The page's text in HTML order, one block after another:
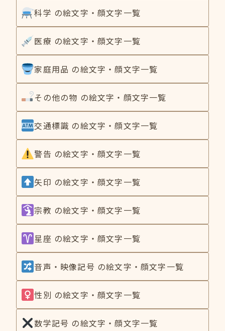
科学 の絵文字・顔文字一覧
医療 の絵文字・顔文字一覧
家庭用品 の絵文字・顔文字一覧
その他の物 の絵文字・顔文字一覧
交通標識 の絵文字・顔文字一覧
警告 の絵文字・顔文字一覧
矢印 の絵文字・顔文字一覧
宗教 の絵文字・顔文字一覧
星座 の絵文字・顔文字一覧
音声・映像記号 の絵文字・顔文字一覧
性別 の絵文字・顔文字一覧
数学記号 の絵文字・顔文字一覧